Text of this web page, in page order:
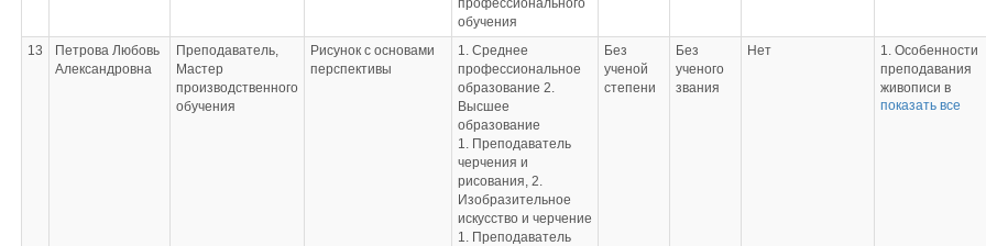
профессионального
обучения
13
Петрова Любовь
Александровна
Преподаватель,
Мастер
производственного
обучения
Рисунок с основами
перспективы
1. Среднее
профессиональное
образование 2.
Высшее
образование
1. Преподаватель
черчения и
рисования, 2.
Изобразительное
искусство и черчение
1. Преподаватель
Без
ученой
степени
Без
ученого
звания
Нет
1. Особенности
преподавания
живописи в
образовательных
показать все